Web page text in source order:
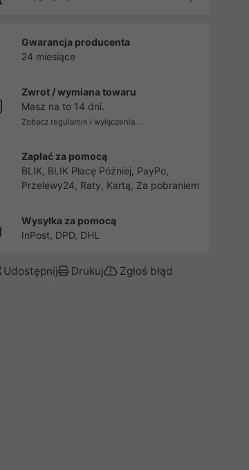
Gwarancja producenta
24 miesiące
Zwrot / wymiana towaru
Masz na to 14 dni.
Zobacz regulamin i wyłączenia...
Zapłać za pomocą
BLIK, BLIK Płacę Później, PayPo,
Przelewy24, Raty, Kartą, Za pobraniem
Wysyłka za pomocą
InPost, DPD, DHL
Udostępnij Drukuj Zgłoś błąd